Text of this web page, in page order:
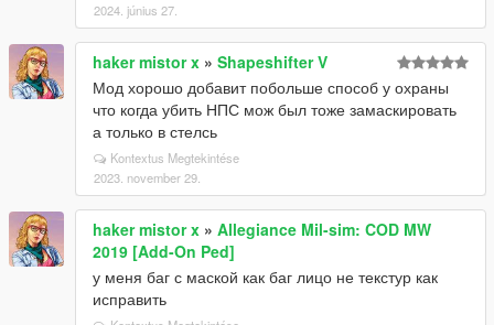
2024. június 27.
haker mistor x » Shapeshifter V
Мод хорошо добавит побольше способ у охраны
что когда убить НПС мож был тоже замаскировать
а только в стелсь
Kontextus Megtekintése
2023. november 29.
haker mistor x » Allegiance Mil-sim: COD MW
2019 [Add-On Ped]
у меня баг с маской как баг лицо не текстур как
исправить